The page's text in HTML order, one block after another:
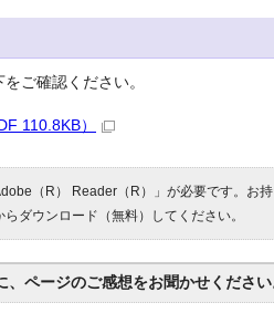
ご確認ください。
110.8KB）
（R） Reader（R）」が必要です。お
らダウンロード（無料）してください。
ページのご感想をお聞かせください